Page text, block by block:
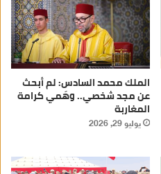
الملك محمد السادس: لم أبحث
عن مجد شخصي.. وهَمي كرامة
المغاربة
يوليو 29, 2026